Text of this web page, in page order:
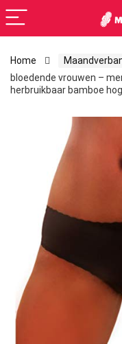
Home
bloedende vrouwen –
herbruikbaar bamboe